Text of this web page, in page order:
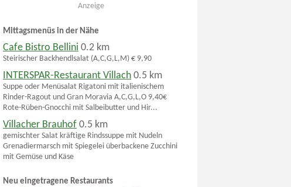
Anzeige
Mittagsmenüs in der Nähe
Cafe Bistro Bellini 0.2 km
Steirischer Backhendlsalat (A,C,G,L,M) € 9,90
INTERSPAR-Restaurant Villach 0.5 km
Suppe oder Menüsalat Rigatoni mit italienischem
Rinder-Ragout und Gran Moravia A,C,G,L,O 9,40€
Rote-Rüben-Gnocchi mit Salbeibutter und Hir...
Villacher Brauhof 0.5 km
gemischter Salat kräftige Rindssuppe mit Nudeln
Grenadiermarsch mit Spiegelei überbackene Zucchini
mit Gemüse und Käse
Neu eingetragene Restaurants